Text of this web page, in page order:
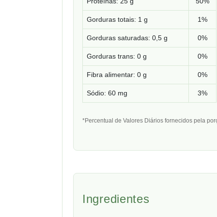
Gorduras totais: 1 g 1%
Gorduras saturadas: 0,5 g 0%
Gorduras trans: 0 g 0%
Fibra alimentar: 0 g 0%
Sódio: 60 mg 3%
*Percentual de Valores Diários fornecidos pela
Ingredientes